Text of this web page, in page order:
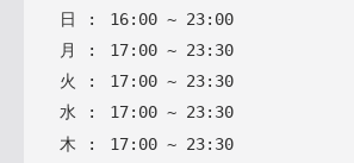
日 : 16: 00 ~ 23: 00
月
: 17: 00 ~ 23: 30
火
: 17: 00 ~ 23: 30
水 : 17: 00 ~ 23: 30
木 : 17: 00 ~ 23: 30